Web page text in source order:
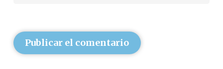
Publicar el comentario